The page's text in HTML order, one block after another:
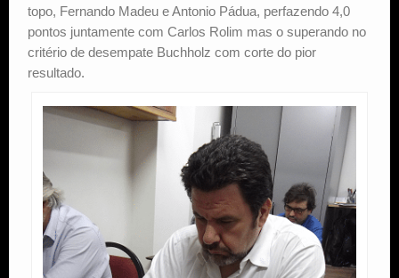
topo, Fernando Madeu e Antonio Pádua, perfazendo 4,0
pontos juntamente com Carlos Rolim mas o superando no
critério de desempate Buchholz com corte do pior
resultado.